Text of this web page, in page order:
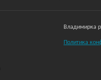
Владимирка
Политика